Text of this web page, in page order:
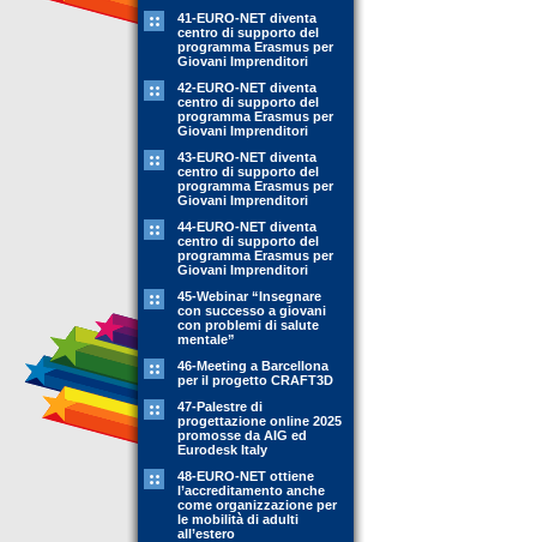
41-EURO-NET diventa
centro di supporto del
programma Erasmus per
Giovani Imprenditori
42-EURO-NET diventa
centro di supporto del
programma Erasmus per
Giovani Imprenditori
43-EURO-NET diventa
centro di supporto del
programma Erasmus per
Giovani Imprenditori
44-EURO-NET diventa
centro di supporto del
programma Erasmus per
Giovani Imprenditori
45-Webinar “Insegnare
con successo a giovani
con problemi di salute
mentale”
46-Meeting a Barcellona
per il progetto CRAFT3D
47-Palestre di
progettazione online 2025
promosse da AIG ed
Eurodesk Italy
48-EURO-NET ottiene
l’accreditamento anche
come organizzazione per
le mobilità di adulti
all’estero